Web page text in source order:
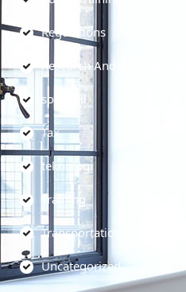
Regulations
Research And Development
soft skill
Tax
teknologi
Training
Transportation
Uncategorized